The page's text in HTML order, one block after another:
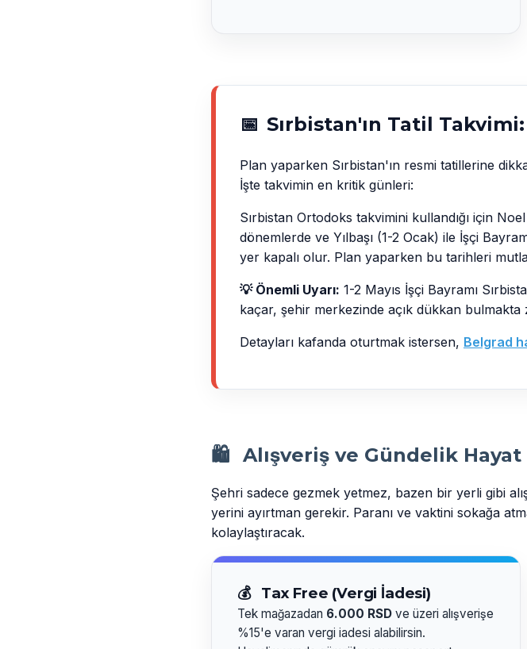
📅 Sırbistan'ın Tatil
Plan yaparken Sırbistan'ın resmi tatillerine
İşte takvimin en kritik günleri:
Sırbistan Ortodoks takvimini kullandığı için
dönemlerde ve Yılbaşı (1-2 Ocak) ile İşçi
yer kapalı olur. Plan yaparken bu tarihleri
💡 Önemli Uyarı: 1-2 Mayıs İşçi Bayramı
kaçar, şehir merkezinde açık dükkan bulmakta
Detayları kafanda oturtmak istersen, Belgrad
🛍️ Alışveriş ve Gündelik Hayat
Şehri sadece gezmek yetmez, bazen bir yerli gibi
yerini ayırtman gerekir. Paranı ve vaktini sokağa
kolaylaştıracak.
💰 Tax Free (Vergi İadesi)
Tek mağazadan 6.000 RSD ve üzeri alışverişe
%15'e varan vergi iadesi alabilirsin.